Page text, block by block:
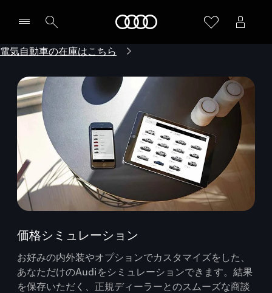
電気自動車の在庫はこちら
価格シミュレーション
お好みの内外装やオプションでカスタマイズをした、
あなただけのAudiをシミュレーションできます。結果
を保存いただく、正規ディーラーとのスムーズな商談